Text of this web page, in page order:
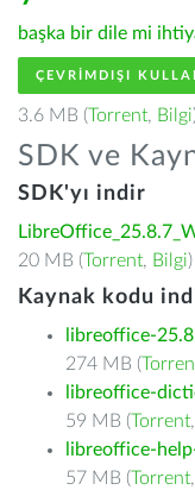
başka bir dile mi
ÇEVRIMDIŞI
3.6 MB (Torrent, Bilgi
SDK ve
SDK'yı indir
20 MB (Torrent, Bilgi)
Kaynak kodu
libreoffice-
274 MB (
libreoffice-
59 MB (Torrent,
libreoffice-
57 MB (Torrent,